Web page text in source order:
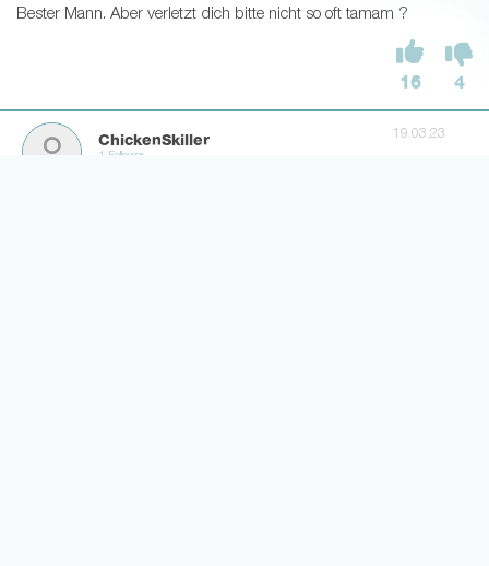
Bester Mann. Aber verletzt dich bitte nicht so oft tamam ?
16 4
ChickenSkiller
1 Follower
19.03.23